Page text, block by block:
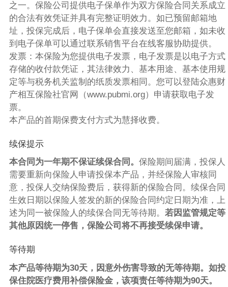
之一。保险公司提供电子保单作为双方保险合同关系成立
的合法有效凭证并具有完整证明效力。如已预留邮箱地
址，投保完成后，电子保单会直接发送至您邮箱，如未收
到电子保单可以通过联系销售平台在线客服协助提供。
发票：本保险为您提供电子发票，电子发票是以电子方式
存储的收付款凭证，其法律效力、基本用途、基本使用规
定等与税务机关监制的纸质发票相同。您可以登陆众惠财
产相互保险社官网（www.pubmi.org）申请获取电子发
票。
本产品的首期保费支付方式为慧择收费。
续保提示
本合同为一年期不保证续保合同。 保险期间届满，投保人
需要重新向保险人申请投保本产品，并经保险人审核同
意，投保人交纳保险费后，获得新的保险合同。续保合同
生效日期以保险人签发的新的保险合同约定日期为准，上
述为同一被保险人的续保合同无等待期。 若因监管规定等
其他原因统一停售，保险公司将不再接受续保申请。
等待期
本产品等待期为30天，因意外伤害导致的无等待期。 如投
保住院医疗费用补偿保险金，该项责任等待期为90天。